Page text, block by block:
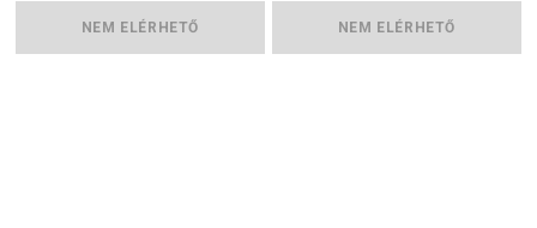
NEM ELÉRHETŐ NEM ELÉRHETŐ